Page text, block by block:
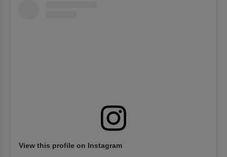
View this profile on Instagram